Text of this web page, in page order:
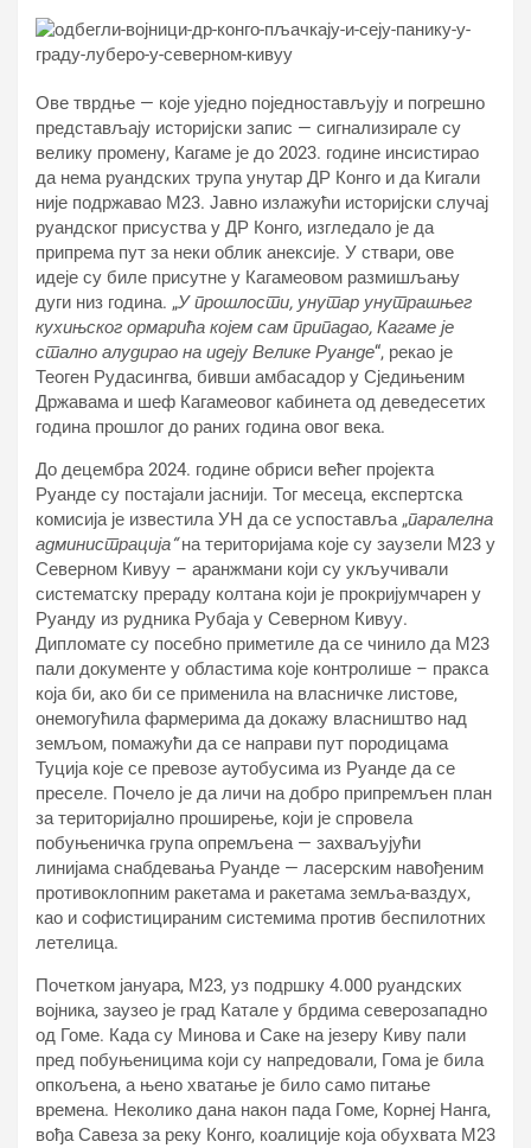
Ове тврдње — које уједно поједностављују и погрешно
представљају историјски запис — сигнализирале су
велику промену, Кагаме је до 2023. године инсистирао
да нема руандских трупа унутар ДР Конго и да Кигали
није подржавао М23. Јавно излажући историјски случај
руандског присуства у ДР Конго, изгледало је да
припрема пут за неки облик анексије. У ствари, ове
идеје су биле присутне у Кагамеовом размишљању
дуги низ година. „У прошлости, унутар унутрашњег
кухињског ормарића којем сам припадао, Кагаме је
стално алудирао на идеју Велике Руанде“, рекао је
Теоген Рудасингва, бивши амбасадор у Сједињеним
Државама и шеф Кагамеовог кабинета од деведесетих
година прошлог до раних година овог века.
До децембра 2024. године обриси већег пројекта
Руанде су постајали јаснији. Тог месеца, експертска
комисија је известила УН да се успоставља „паралелна
администрација“на територијама које су заузели М23 у
Северном Кивуу – аранжмани који су укључивали
систематску прераду колтана који је прокријумчарен у
Руанду из рудника Рубаја у Северном Кивуу.
Дипломате су посебно приметиле да се чинило да М23
пали документе у областима које контролише – пракса
која би, ако би се применила на власничке листове,
онемогућила фармерима да докажу власништво над
земљом, помажући да се направи пут породицама
Туција које се превозе аутобусима из Руанде да се
преселе. Почело је да личи на добро припремљен план
за територијално проширење, који је спровела
побуњеничка група опремљена — захваљујући
линијама снабдевања Руанде — ласерским навођеним
противоклопним ракетама и ракетама земља-ваздух,
као и софистицираним системима против беспилотних
летелица.
Почетком јануара, М23, уз подршку 4.000 руандских
војника, заузео је град Катале у брдима северозападно
од Гоме. Када су Минова и Саке на језеру Киву пали
пред побуњеницима који су напредовали, Гома је била
опкољена, а њено хватање је било само питање
времена. Неколико дана након пада Гоме, Корнеј Нанга,
вођа Савеза за реку Конго, коалиције која обухвата М23